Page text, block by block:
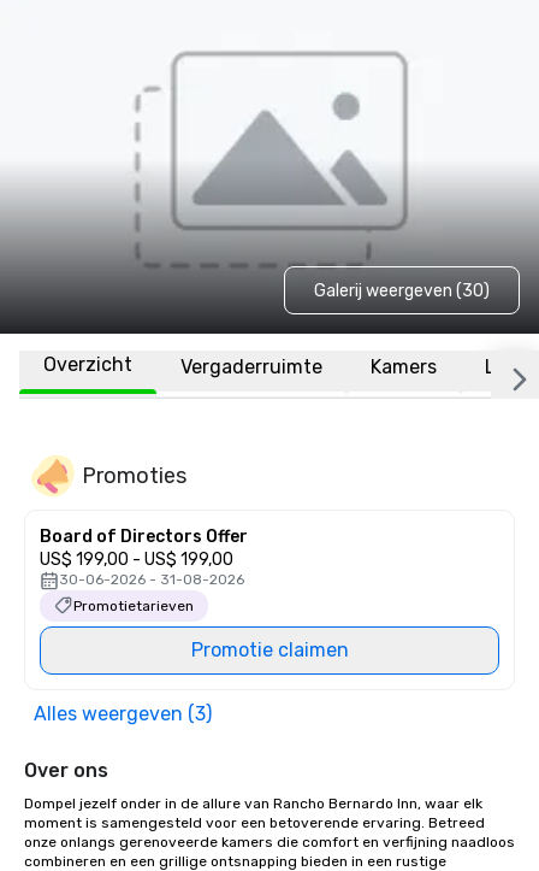
Galerij weergeven (30)
Overzicht Vergaderruimte Kamers
Promoties
Board of Directors Offer
US$ 199,00 - US$ 199,00
30-06-2026 - 31-08-2026
Promotietarieven
Promotie claimen
Alles weergeven (3)
Over ons
Dompel jezelf onder in de allure van Rancho Bernardo Inn, waar elk
moment is samengesteld voor een betoverende ervaring. Betreed
onze onlangs gerenoveerde kamers die comfort en verfijning naadloos
combineren en een grillige ontsnapping bieden in een rustige